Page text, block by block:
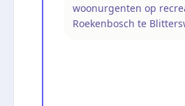
woonurgenten op
Roekenbosch te